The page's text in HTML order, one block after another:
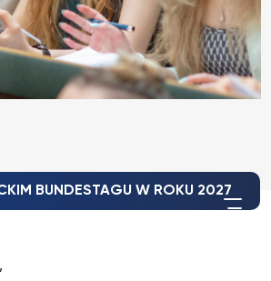
BUNDESTAGU W ROKU 2027